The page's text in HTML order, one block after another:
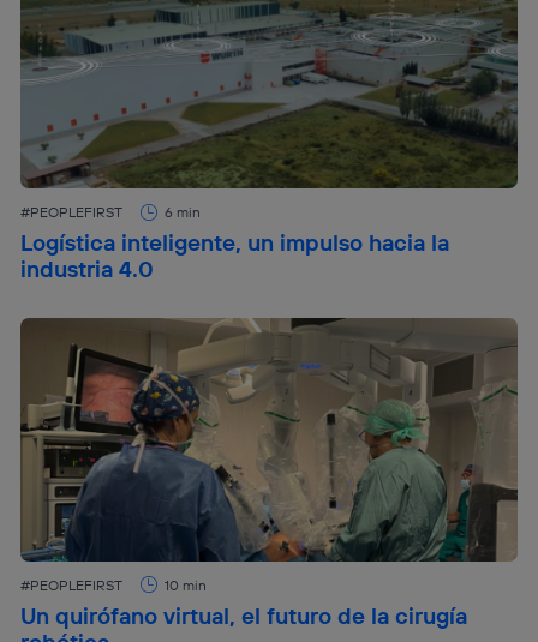
Logística inteligente, un impulso hacia la
industria 4.0
#PEOPLEFIRST 6 min
Un quirófano virtual, el futuro de la cirugía
#PEOPLEFIRST 10 min